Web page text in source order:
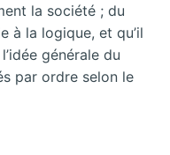
la société ; du
à la logique, et qu’il
générale du
par ordre selon le